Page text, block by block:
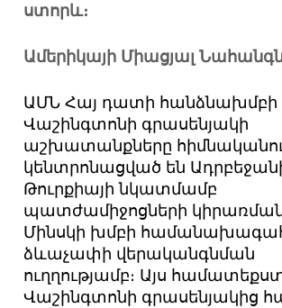
ստորև։
Ամերիկայի Միացյալ
ԱՄՆ Հայ դատի հանձնախմբի
Վաշինգտոնի գրասենյակի
աշխատանքները
կենտրոնացված են
Թուրքիայի նկատմամբ
պատժամիջոցների
Մինսկի խմբի
ձևաչափի վերականգնման
ուղղությամբ։ Այս
Վաշինգտոնի գրասենյակից